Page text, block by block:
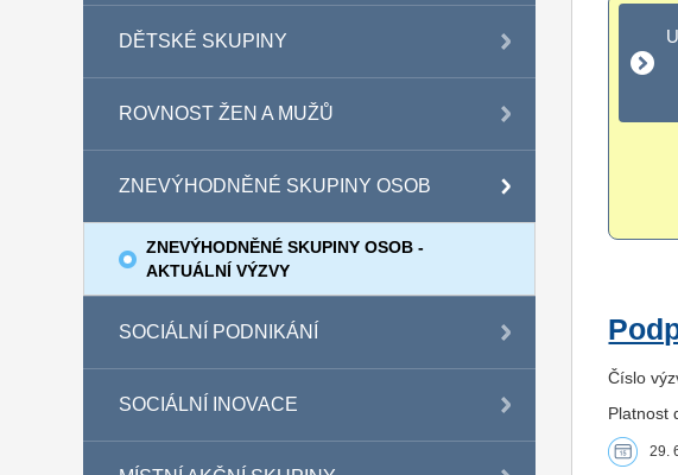
DĚTSKÉ SKUPINY
ROVNOST ŽEN A MUŽŮ
ZNEVÝHODNĚNÉ SKUPINY OSOB
ZNEVÝHODNĚNÉ SKUPINY OSOB -
AKTUÁLNÍ VÝZVY
SOCIÁLNÍ PODNIKÁNÍ
SOCIÁLNÍ INOVACE
Číslo
Platnost
29.